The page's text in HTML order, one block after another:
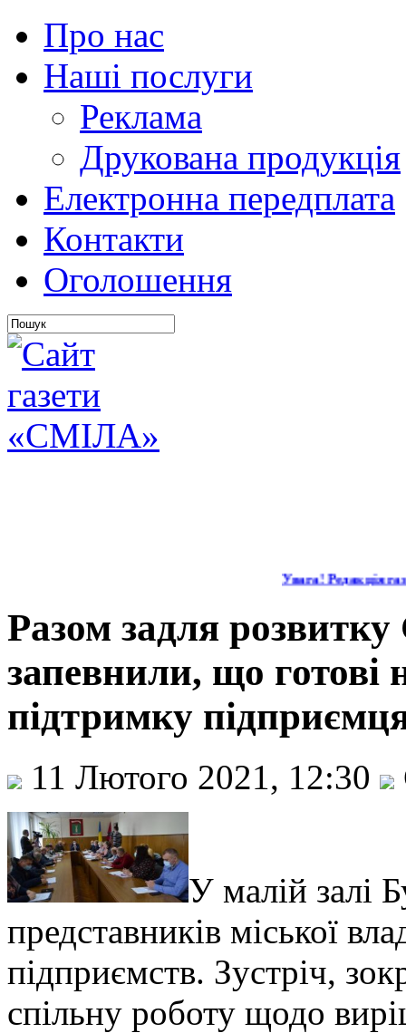
Про нас
Наші послуги
Реклама
Друкована продукція
Електронна передплата
Контакти
Оголошення
Увага! Редакція
Разом задля розвитку
запевнили, що
підтримку
11 Лютого 2021, 12:30
У малій залі
представників міської
підприємств. Зустріч,
спільну роботу щодо